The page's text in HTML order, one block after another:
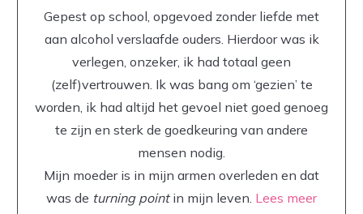
Gepest op school, opgevoed zonder liefde met
aan alcohol verslaafde ouders. Hierdoor was ik
verlegen, onzeker, ik had totaal geen
(zelf)vertrouwen. Ik was bang om ‘gezien’ te
worden, ik had altijd het gevoel niet goed genoeg
te zijn en sterk de goedkeuring van andere
mensen nodig.
Mijn moeder is in mijn armen overleden en dat
was de turning pointin mijn leven. Lees meer